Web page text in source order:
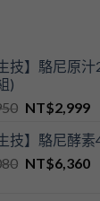
技】駱尼原
)
NT$2,999
技】駱尼酵
NT$6,360